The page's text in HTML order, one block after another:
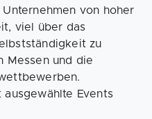
von hoher
viel über das
zu
Messen und die
Events